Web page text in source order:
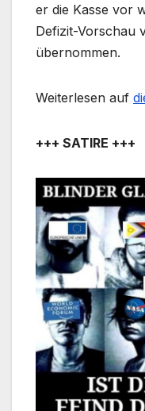
er die Kasse vor
Defizit-Vorschau
übernommen.
Weiterlesen auf
+++ SATIRE +++